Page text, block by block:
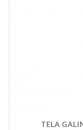
TELA